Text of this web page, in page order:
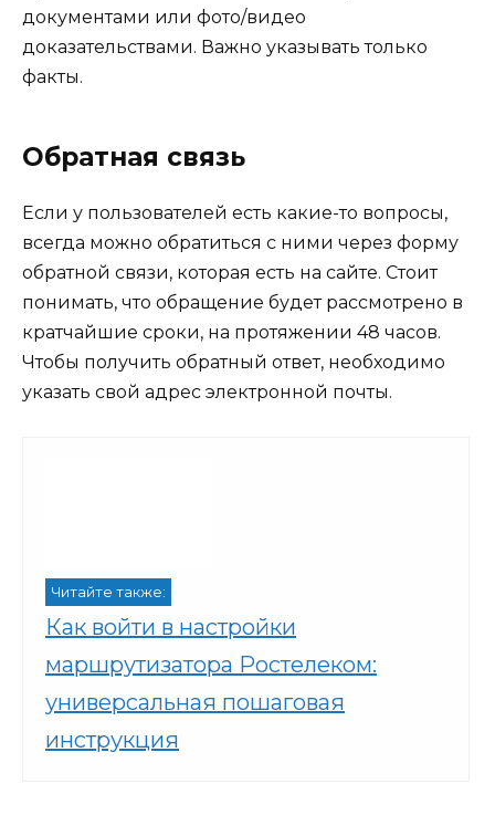
документами или фото/видео
доказательствами. Важно указывать только
факты.
Обратная связь
Если у пользователей есть какие-то вопросы,
всегда можно обратиться с ними через форму
обратной связи, которая есть на сайте. Стоит
понимать, что обращение будет рассмотрено в
кратчайшие сроки, на протяжении 48 часов.
Чтобы получить обратный ответ, необходимо
указать свой адрес электронной почты.
Читайте также:
Как войти в настройки
маршрутизатора Ростелеком:
универсальная пошаговая
инструкция